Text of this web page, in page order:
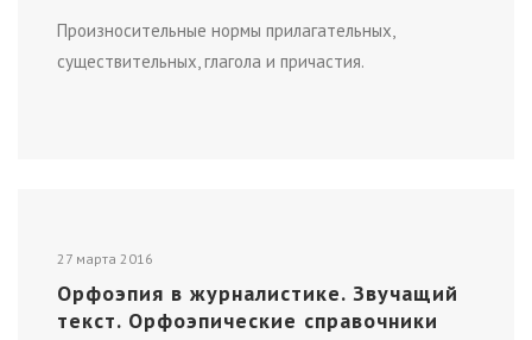
Произносительные нормы прилагательных,
существительных, глагола и причастия.
27 марта 2016
Орфоэпия в журналистике. Звучащий
текст. Орфоэпические справочники